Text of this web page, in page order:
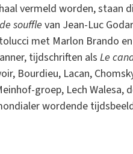
vermeld worden, staan
souffle van Jean-Luc
met Marlon Brando
tijdschriften als Le
Bourdieu, Lacan,
groep, Lech Walesa,
wordende